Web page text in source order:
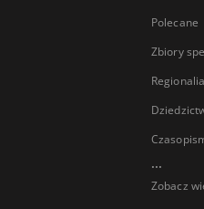
Polecane
Zbiory
Regionalia
...
Zobacz